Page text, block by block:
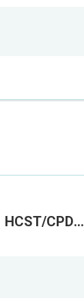
司機 (編號：HCST/CPD/CTE)